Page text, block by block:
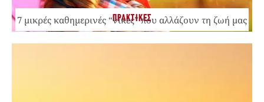
ΠΡΑΚΤΙΚΕΣ
7 μικρές καθημερινές “νίκες” που αλλάζουν τη ζωή μας